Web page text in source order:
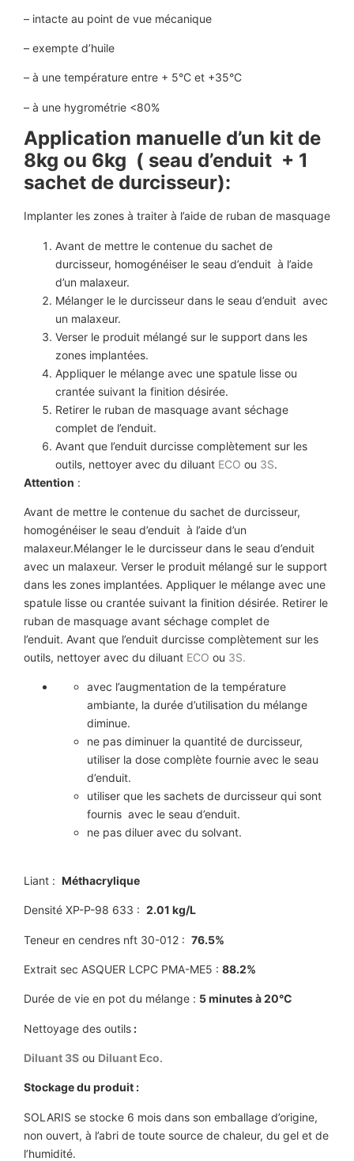
– intacte au point de vue mécanique
– exempte d’huile
– à une température entre + 5°C et +35°C
– à une hygrométrie <80%
Application manuelle d’un kit de
8kg ou 6kg ( seau d’enduit + 1
sachet de durcisseur):
Implanter les zones à traiter à l’aide de ruban de masquage
Avant de mettre le contenue du sachet de
durcisseur, homogénéiser le seau d’enduit à l’aide
d’un malaxeur.
Mélanger le le durcisseur dans le seau d’enduit avec
un malaxeur.
Verser le produit mélangé sur le support dans les
zones implantées.
Appliquer le mélange avec une spatule lisse ou
crantée suivant la finition désirée.
Retirer le ruban de masquage avant séchage
complet de l’enduit.
Avant que l’enduit durcisse complètement sur les
outils, nettoyer avec du diluant ECO ou 3S.
Attention :
Avant de mettre le contenue du sachet de durcisseur,
homogénéiser le seau d’enduit à l’aide d’un
malaxeur.Mélanger le le durcisseur dans le seau d’enduit
avec un malaxeur. Verser le produit mélangé sur le support
dans les zones implantées. Appliquer le mélange avec une
spatule lisse ou crantée suivant la finition désirée. Retirer le
ruban de masquage avant séchage complet de
l’enduit. Avant que l’enduit durcisse complètement sur les
outils, nettoyer avec du diluant ECO ou 3S.
avec l’augmentation de la température
ambiante, la durée d’utilisation du mélange
diminue.
ne pas diminuer la quantité de durcisseur,
utiliser la dose complète fournie avec le seau
d’enduit.
utiliser que les sachets de durcisseur qui sont
fournis avec le seau d’enduit.
ne pas diluer avec du solvant.
Liant : Méthacrylique
Densité XP-P-98 633 : 2.01 kg/L
Teneur en cendres nft 30-012 : 76.5%
Extrait sec ASQUER LCPC PMA-ME5 : 88.2%
Durée de vie en pot du mélange : 5 minutes à 20°C
Nettoyage des outils :
Diluant 3S ou Diluant Eco.
Stockage du produit :
SOLARIS se stocke 6 mois dans son emballage d’origine,
non ouvert, à l’abri de toute source de chaleur, du gel et de
l’humidité.